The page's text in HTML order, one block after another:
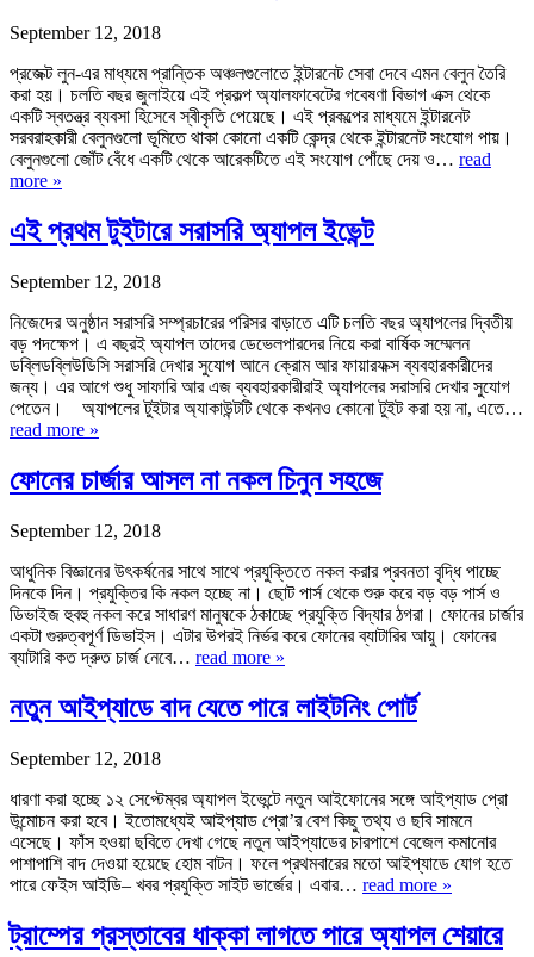
September 12, 2018
প্রজেক্ট লুন-এর মাধ্যমে প্রান্তিক অঞ্চলগুলোতে ইন্টারনেট সেবা দেবে এমন বেলুন তৈরি
করা হয়। চলতি বছর জুলাইয়ে এই প্রকল্প অ্যালফাবেটের গবেষণা বিভাগ এক্স থেকে
একটি স্বতন্ত্র ব্যবসা হিসেবে স্বীকৃতি পেয়েছে। এই প্রকল্পের মাধ্যমে ইন্টারনেট
সরবরাহকারী বেলুনগুলো ভূমিতে থাকা কোনো একটি কেন্দ্র থেকে ইন্টারনেট সংযোগ পায়।
বেলুনগুলো জোঁট বেঁধে একটি থেকে আরেকটিতে এই সংযোগ পোঁছে দেয় ও… read
more »
এই প্রথম টুইটারে সরাসরি অ্যাপল ইভেন্ট
September 12, 2018
নিজেদের অনুষ্ঠান সরাসরি সম্প্রচারের পরিসর বাড়াতে এটি চলতি বছর অ্যাপলের দ্বিতীয়
বড় পদক্ষেপ। এ বছরই অ্যাপল তাদের ডেভেলপারদের নিয়ে করা বার্ষিক সম্মেলন
ডব্লিডব্লিউডিসি সরাসরি দেখার সুযোগ আনে ক্রোম আর ফায়ারফক্স ব্যবহারকারীদের
জন্য। এর আগে শুধু সাফারি আর এজ ব্যবহারকারীরাই অ্যাপলের সরাসরি দেখার সুযোগ
পেতেন। অ্যাপলের টুইটার অ্যাকাউন্টটি থেকে কখনও কোনো টুইট করা হয় না, এতে…
read more »
ফোনের চার্জার আসল না নকল চিনুন সহজে
September 12, 2018
আধুনিক বিজ্ঞানের উৎকর্ষনের সাথে সাথে প্রযুক্তিতে নকল করার প্রবনতা বৃদ্ধি পাচ্ছে
দিনকে দিন। প্রযুক্তির কি নকল হচ্ছে না। ছোট পার্স থেকে শুরু করে বড় বড় পার্স ও
ডিভাইজ হুবহু নকল করে সাধারণ মানুষকে ঠকাচ্ছে প্রযুক্তি বিদ্যার ঠগরা। ফোনের চার্জার
একটা গুরুত্বপূর্ণ ডিভাইস। এটার উপরই নির্ভর করে ফোনের ব্যাটারির আয়ু। ফোনের
ব্যাটারি কত দ্রুত চার্জ নেবে… read more »
নতুন আইপ্যাডে বাদ যেতে পারে লাইটনিং পোর্ট
September 12, 2018
ধারণা করা হচ্ছে ১২ সেপ্টেম্বর অ্যাপল ইভেন্টে নতুন আইফোনের সঙ্গে আইপ্যাড প্রো
উন্মোচন করা হবে। ইতোমধ্যেই আইপ্যাড প্রো’র বেশ কিছু তথ্য ও ছবি সামনে
এসেছে। ফাঁস হওয়া ছবিতে দেখা গেছে নতুন আইপ্যাডের চারপাশে বেজেল কমানোর
পাশাপাশি বাদ দেওয়া হয়েছে হোম বাটন। ফলে প্রথমবারের মতো আইপ্যাডে যোগ হতে
পারে ফেইস আইডি– খবর প্রযুক্তি সাইট ভার্জের। এবার… read more »
ট্রাম্পের প্রস্তাবের ধাক্কা লাগতে পারে অ্যাপল শেয়ারে